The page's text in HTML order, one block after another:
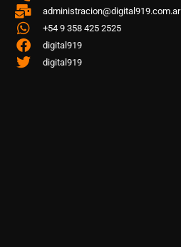
administracion@digital919.com.ar
+54 9 358 425 2525
digital919
digital919